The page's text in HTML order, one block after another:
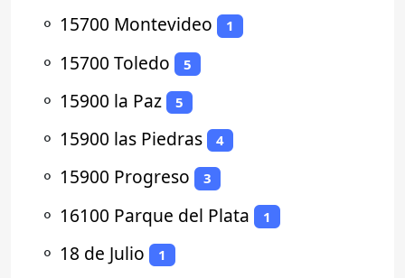
⚬ 15700 Montevideo 1
⚬ 15700 Toledo 5
⚬ 15900 la Paz 5
⚬ 15900 las Piedras 4
⚬ 15900 Progreso 3
⚬ 16100 Parque del Plata 1
⚬ 18 de Julio 1